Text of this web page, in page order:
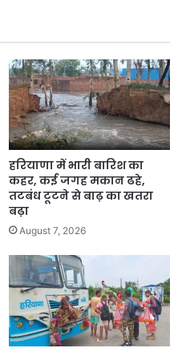
हरियाणा में भारी बारिश का
कहर, कई जगह मकान ढहे,
तटबंध टूटने से बाढ़ का खतरा
बढ़ा
August 7, 2026